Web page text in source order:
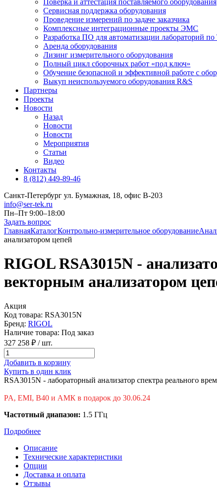
Поверка и аттестация поставляемого оборудования
Сервисная поддержка оборудования
Проведение измерений по задаче заказчика
Комплексные интеграционные проекты ЭМС
Разработка ПО для автоматизации лабораторий по
Аренда оборудования
Лизинг измерительного оборудования
Полный цикл сборочных работ «под ключ»
Обучение безопасной и эффективной работе с
Выкуп неиспользуемого оборудования R&S
Партнеры
Проекты
Новости
Назад
Новости
Новости
Мероприятия
Статьи
Видео
Контакты
8 (812) 449-89-46
Санкт-Петербург ул. Бумажная, 18, офис B-203
info@ser-tek.ru
Пн–Пт 9:00–18:00
Задать вопрос
ГлавнаяКаталогКонтрольно-измерительное оборудование
анализатором цепей
RIGOL RSA3015N -
векторным анализатором
Акция
Код товара: RSA3015N
Бренд: RIGOL
Наличие товара: Под заказ
327 258 ₽ / шт.
Добавить в корзину
Купить в один клик
RSA3015N - лабораторный анализатор спектра реального
PA, EMI, B40 и АМК в подарок до 30.06.24
Частотный диапазон: 1.5 ГГц
Подробнее
Описание
Технические характеристики
Опции
Доставка и оплата
Отзывы